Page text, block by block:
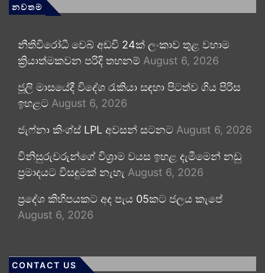
නවතම
නීතිවිරෝධී වෙබ් අඩවි 24ක් ලංකාව තුළ වහාම
ක්‍රියාත්මකවන පරිදි තහනම් August 6, 2026
ජූලි මාසයේදී විදේශ රැකියා සඳහා පිටත්ව ගිය පිරිස
ඉහළට August 6, 2026
ජැෆ්නා කිංග්ස් LPL අවසන් සටනට August 6, 2026
විනිසුරුවරුන්ගේ විශ්‍රාම වයස ඉහළ දැමීමෙන් නඩු
ප්‍රමාදයට විසඳුමක් නැහැ August 6, 2026
ප්‍රදේශ කිහිපයකට අද පැය 05කට ජලය කැපේ
August 6, 2026
CONTACT US